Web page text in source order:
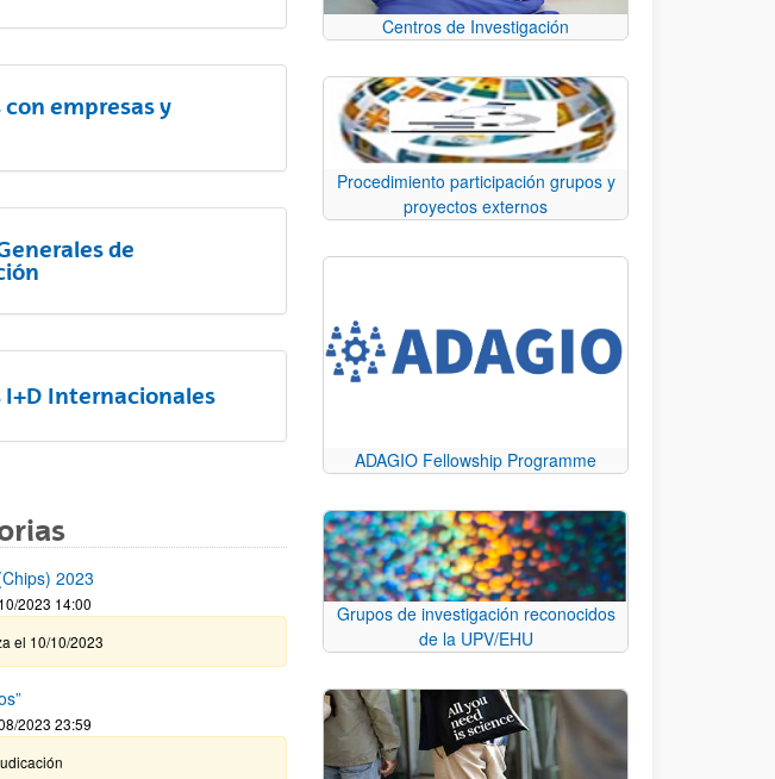
empresas y
de
I+D Internacionales
2023
2023 14:00
el 10/10/2023
2023 23:59
Centros de Investigación
Procedimiento participación grupos y
proyectos externos
ADAGIO Fellowship Programme
Grupos de investigación reconocidos
de la UPV/EHU